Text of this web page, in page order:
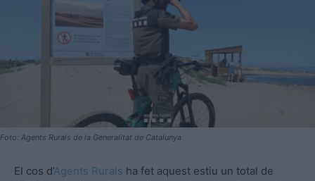
Foto: Agents Rurals de la Generalitat de Catalunya
El cos d’Agents Rurals ha fet aquest estiu un total de